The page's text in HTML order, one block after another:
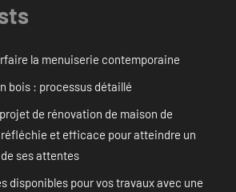
la menuiserie contemporaine
bois : processus détaillé
de rénovation de maison de
et efficace pour atteindre un
ses attentes
disponibles pour vos travaux avec une